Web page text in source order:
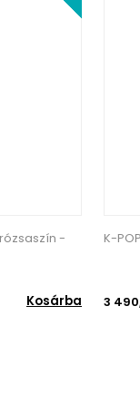
Kosárba
K-
3